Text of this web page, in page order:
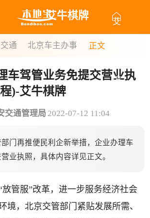
艾
牌
艾牛棋牌
通 北京车主办事 正文
车驾管业务免提交营业执
)-艾牛棋牌
交通管理局 2022-07-12 11:04
门再推便民利企新举措，企业办理车
业执照，具体内容详见正文。
服”改革，进一步服务经济社会
境，北京交管部门紧贴发展所需、